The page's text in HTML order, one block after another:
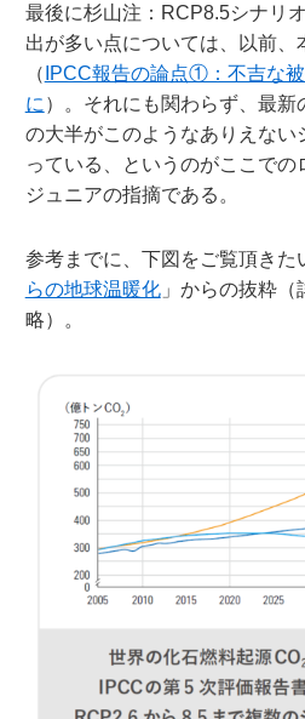
最後に杉山注：RCP8.5シナリ
出が多い点については、以前、
（ IPCC報告の論点①：不吉な
に ）。それにも関わらず、最新
の大半がこのようなありえない
っている、というのがここでの
ジュニアの指摘である。
参考までに、下図をご覧頂きた
らの地球温暖化」からの抜粋（
略）。